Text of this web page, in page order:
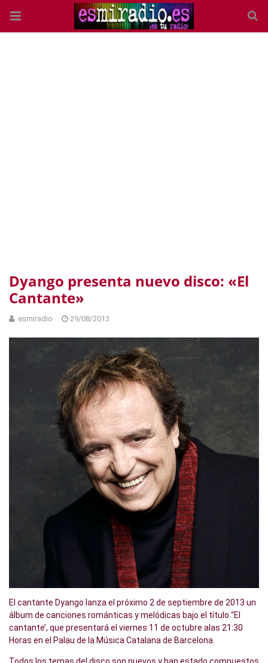
Dyango presenta nuevo disco: «El
Cantante»
esmiradio 29/08/2013
El cantante Dyango lanza el próximo 2 de septiembre de 2013 un
álbum de canciones románticas y melódicas bajo el título “El
cantante’, que presentará el viernes 11 de octubre alas 21:30
Horas en el Palau de la Música Catalana de Barcelona.